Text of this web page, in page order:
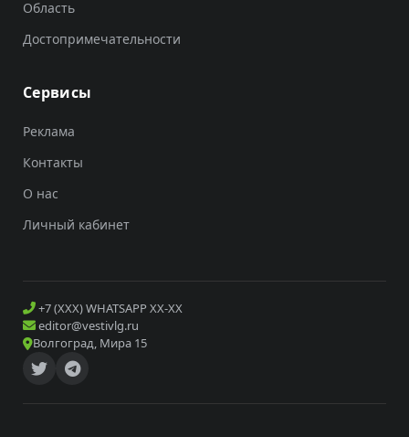
Область
Достопримечательности
Сервисы
Реклама
Контакты
О нас
Личный кабинет
+7 (XXX) WHATSAPP XX-XX
editor@vestivlg.ru
Волгоград, Мира 15